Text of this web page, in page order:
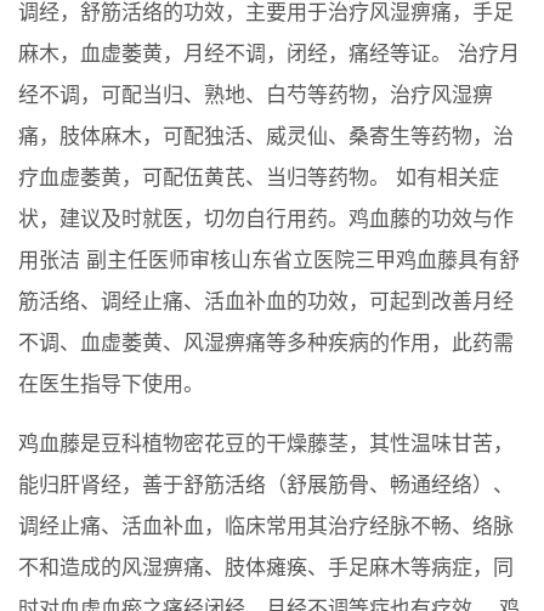
调经，舒筋活络的功效，主要用于治疗风湿痹痛，手足
麻木，血虚萎黄，月经不调，闭经，痛经等证。 治疗月
经不调，可配当归、熟地、白芍等药物，治疗风湿痹
痛，肢体麻木，可配独活、威灵仙、桑寄生等药物，治
疗血虚萎黄，可配伍黄芪、当归等药物。 如有相关症
状，建议及时就医，切勿自行用药。鸡血藤的功效与作
用张洁 副主任医师审核山东省立医院三甲鸡血藤具有舒
筋活络、调经止痛、活血补血的功效，可起到改善月经
不调、血虚萎黄、风湿痹痛等多种疾病的作用，此药需
在医生指导下使用。
鸡血藤是豆科植物密花豆的干燥藤茎，其性温味甘苦，
能归肝肾经，善于舒筋活络（舒展筋骨、畅通经络）、
调经止痛、活血补血，临床常用其治疗经脉不畅、络脉
不和造成的风湿痹痛、肢体瘫痪、手足麻木等病症，同